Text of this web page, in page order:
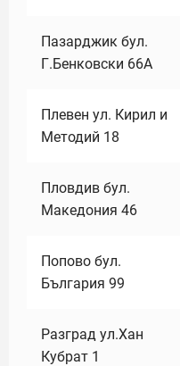
Пазарджик бул.
Г.Бенковски 66А
Плевен ул. Кирил и
Методий 18
Пловдив бул.
Македония 46
Попово бул.
България 99
Разград ул.Хан
Кубрат 1